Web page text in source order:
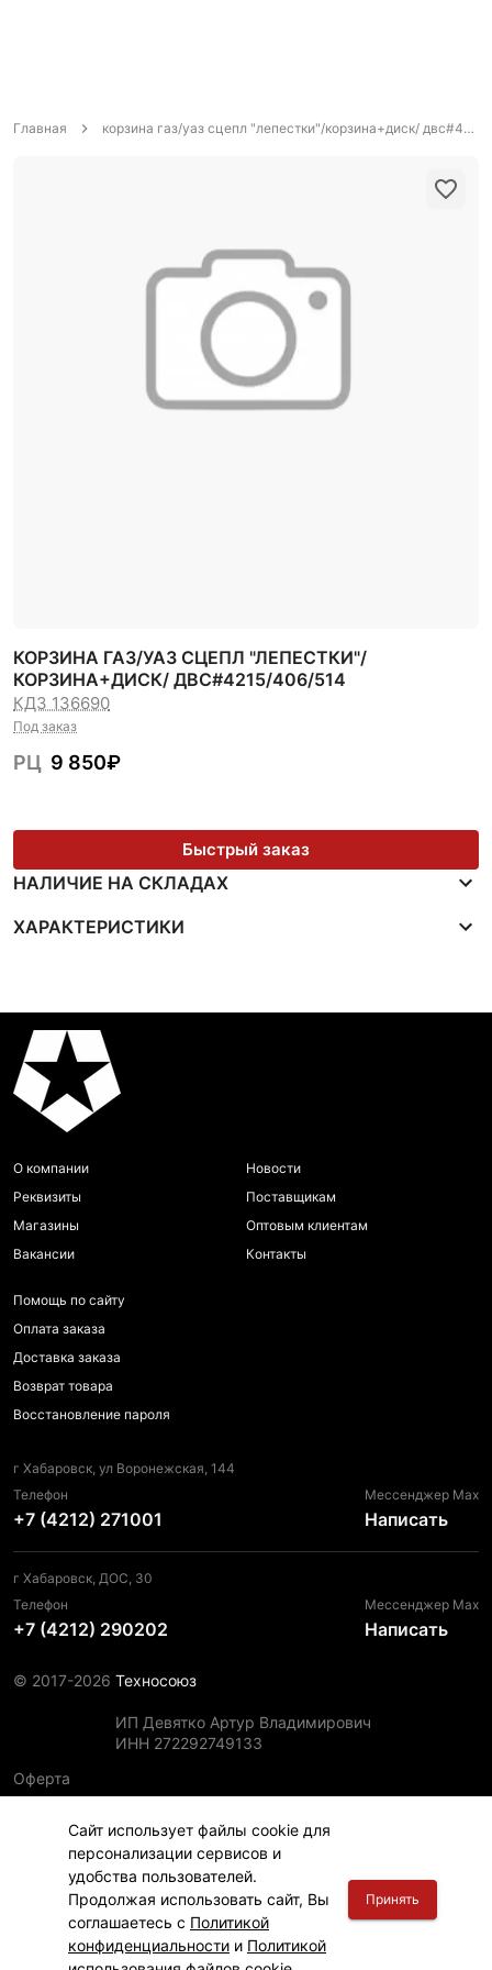
Сайт использует файлы cookie для
персонализации сервисов и
удобства пользователей.
Продолжая использовать сайт, Вы
соглашаетесь с Политикой
конфиденциальности и Политикой
Принять
Главная корзина газ/уаз сцепл "лепестки"/корзина+диск/ двс#4215/406/514
КОРЗИНА ГАЗ/УАЗ СЦЕПЛ "ЛЕПЕСТКИ"/
КОРЗИНА+ДИСК/ ДВС#4215/406/514
КДЗ 136690
Под заказ
РЦ 9 850₽
Быстрый заказ
НАЛИЧИЕ НА СКЛАДАХ
ХАРАКТЕРИСТИКИ
О компании
Реквизиты
Магазины
Вакансии
Новости
Поставщикам
Оптовым клиентам
Контакты
Помощь по сайту
Оплата заказа
Доставка заказа
Возврат товара
Восстановление пароля
г Хабаровск, ул Воронежская, 144
Телефон
+7 (4212) 271001
Мессенджер Max
Написать
г Хабаровск, ДОС, 30
Телефон
+7 (4212) 290202
Мессенджер Max
Написать
© 2017-2026 Техносоюз
ИП Девятко Артур Владимирович
ИНН 272292749133
Оферта
Политика конфиденциальности
Политика использования файлов cookie
Информация для правообладателей